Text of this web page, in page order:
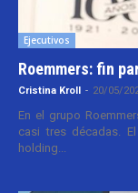
Ejecutivos
Roemmers: fin
Cristina Kroll - 20/05/
En el grupo
casi tres décadas.
holding...